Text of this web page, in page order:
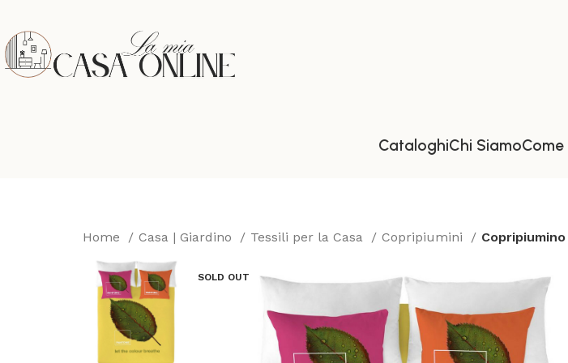
CataloghiChi Siamo
Home Casa | Giardino Tessili per la Casa Copripiumini
SOLD OUT